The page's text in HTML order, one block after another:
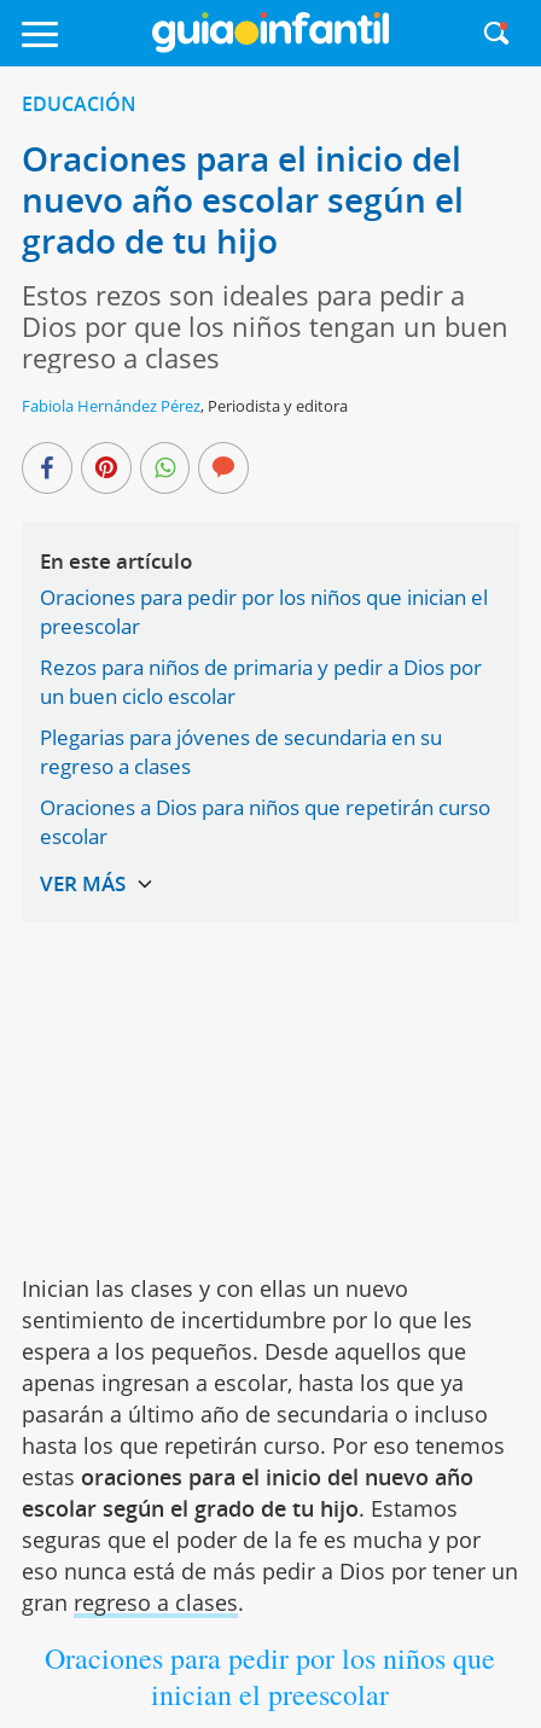
EDUCACIÓN
Oraciones para el inicio del
nuevo año escolar según el
grado de tu hijo
Estos rezos son ideales para pedir a
Dios por que los niños tengan un buen
regreso a clases
Fabiola Hernández Pérez, Periodista y editora
En este artículo
Oraciones para pedir por los niños que inician el
preescolar
Rezos para niños de primaria y pedir a Dios por
un buen ciclo escolar
Plegarias para jóvenes de secundaria en su
regreso a clases
Oraciones a Dios para niños que repetirán curso
escolar
Inician las clases y con ellas un nuevo
sentimiento de incertidumbre por lo que les
espera a los pequeños. Desde aquellos que
apenas ingresan a escolar, hasta los que ya
pasarán a último año de secundaria o incluso
hasta los que repetirán curso. Por eso tenemos
estas oraciones para el inicio del nuevo año
escolar según el grado de tu hijo. Estamos
seguras que el poder de la fe es mucha y por
eso nunca está de más pedir a Dios por tener un
gran regreso a clases.
Oraciones para pedir por los niños que
inician el preescolar